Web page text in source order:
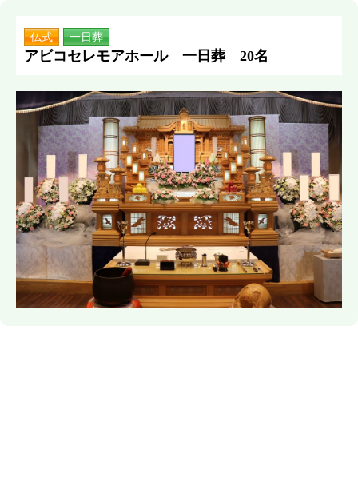
仏式 一日葬
アビコセレモアホール 一日葬 20名